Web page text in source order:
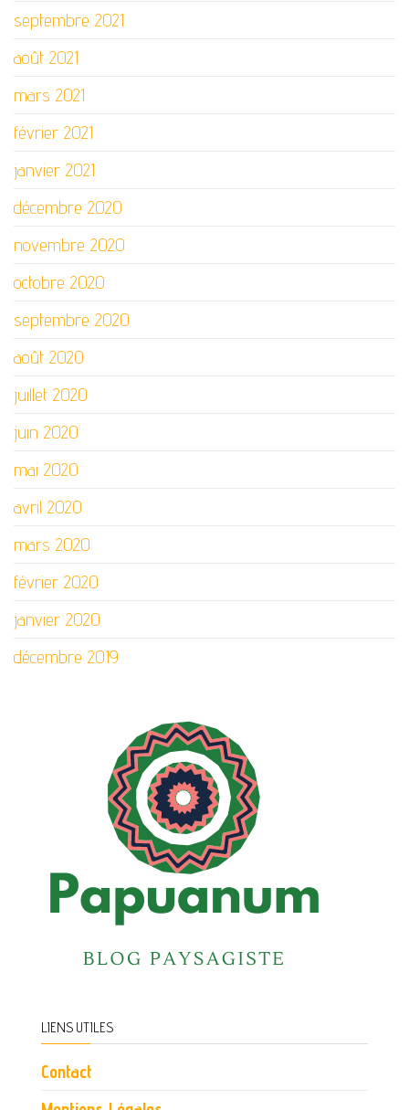
septembre 2021
août 2021
mars 2021
février 2021
janvier 2021
décembre 2020
novembre 2020
octobre 2020
septembre 2020
août 2020
juillet 2020
juin 2020
mai 2020
avril 2020
mars 2020
février 2020
janvier 2020
décembre 2019
LIENS UTILES
Contact